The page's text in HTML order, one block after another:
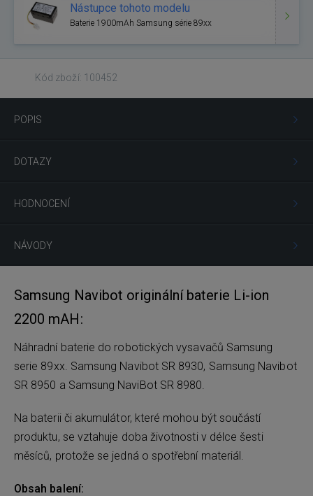
Nástupce tohoto modelu
Baterie 1900mAh Samsung série 89xx
Kód zboží: 100452
POPIS
DOTAZY
HODNOCENÍ
NÁVODY
Samsung Navibot originální baterie Li-ion
2200 mAH:
Náhradní baterie do robotických vysavačů Samsung
serie 89xx. Samsung Navibot SR 8930, Samsung Navibot
SR 8950 a Samsung NaviBot SR 8980.
Na baterii či akumulátor, které mohou být součástí
produktu, se vztahuje doba životnosti v délce šesti
měsíců, protože se jedná o spotřební materiál.
Obsah balení: